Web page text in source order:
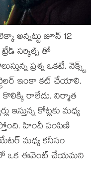
అన్నట్టు జూన్ 12
సర్కిల్స్ తో
ప్రశ్న ఒకటే. నెక్స్ట్
ట్రైలర్ ఇంకా కట్ చేయాలి.
రాలేదు. నిర్మాత
ఇస్తున్న కోట్లకు మధ్య
హిందీ పంపిణి
మధ్య కనీసం
ఒక ఈవెంట్ చేయమని